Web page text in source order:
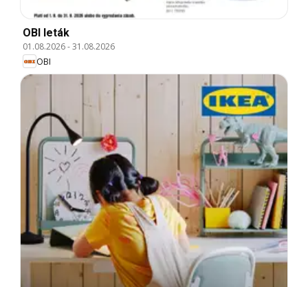
OBI leták
01.08.2026-31.08.2026
OBI